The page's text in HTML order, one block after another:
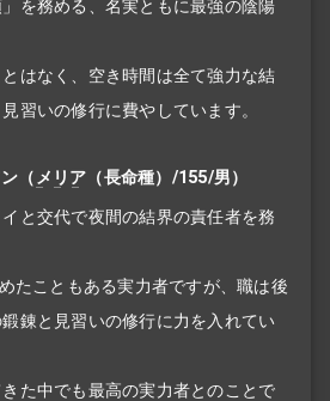
を務める、名実ともに最強の陰陽
はなく、空き時間は全て強力な結
習いの修行に費やしています。
（メリア （長命種）/155/男）
と交代で夜間の結界の責任者を務
たこともある実力者ですが、職は後
錬と見習いの修行に力を入れてい
た中でも最高の実力者とのことで